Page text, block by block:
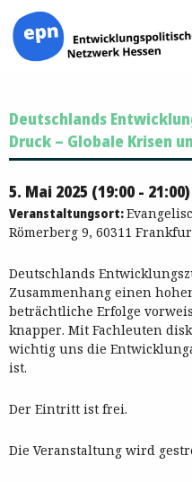
Inhalt
springen
Deutschlands
Druck – Globale Krisen
5. Mai 2025 (19:00 - 21:00)
Veranstaltungsort:
Römerberg 9, 60311
Deutschlands
Zusammenhang einen
beträchtliche Erfolge
knapper. Mit Fachleuten
wichtig uns die
ist.
Der Eintritt ist frei.
Die Veranstaltung wird